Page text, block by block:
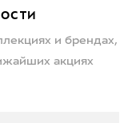
и брендах,
акциях